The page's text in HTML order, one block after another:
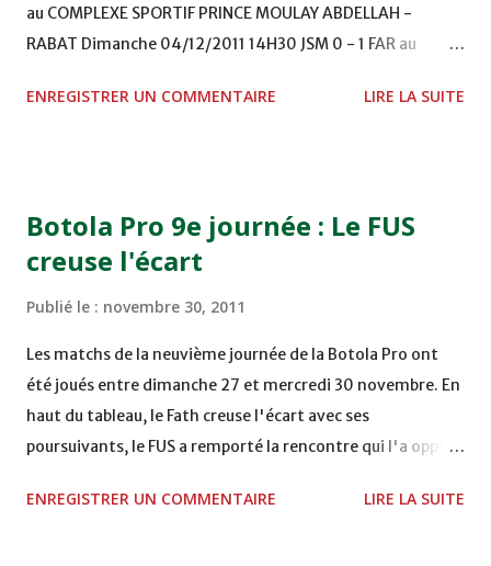
au COMPLEXE SPORTIF PRINCE MOULAY ABDELLAH -
RABAT Dimanche 04/12/2011 14H30 JSM 0 - 1 FAR au
TERRAIN EL ABDI - EL JADIDA 16h30 OCK 0 - 1 HUSA
Mardi 06/12/2011 15H00 WAF - OCS au COMPLEXE SPORTIF
DE FES - FES WAC - MAS Reporté pour cause de finale de la
ENREGISTRER UN COMMENTAIRE LIRE LA SUITE
Botola Pro 9e journée : Le FUS
creuse l'écart
Publié le : novembre 30, 2011
Les matchs de la neuvième journée de la Botola Pro ont
été joués entre dimanche 27 et mercredi 30 novembre. En
haut du tableau, le Fath creuse l'écart avec ses
poursuivants, le FUS a remporté la rencontre qui l'a opposé
2, Badr Kachani a ouvert la marque à la 38e pour les
ENREGISTRER UN COMMENTAIRE LIRE LA SUITE